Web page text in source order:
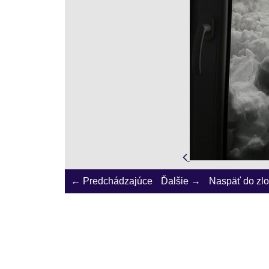
← Predchádzajúce Ďalšie → Naspäť do